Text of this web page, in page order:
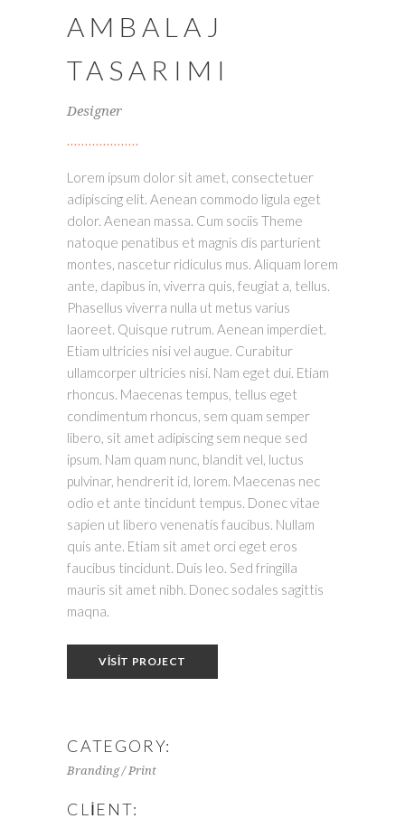
AMBALAJ
TASARIMI
Designer
Lorem ipsum dolor sit amet, consectetuer
adipiscing elit. Aenean commodo ligula eget
dolor. Aenean massa. Cum sociis Theme
natoque penatibus et magnis dis parturient
montes, nascetur ridiculus mus. Aliquam lorem
ante, dapibus in, viverra quis, feugiat a, tellus.
Phasellus viverra nulla ut metus varius
laoreet. Quisque rutrum. Aenean imperdiet.
Etiam ultricies nisi vel augue. Curabitur
ullamcorper ultricies nisi. Nam eget dui. Etiam
rhoncus. Maecenas tempus, tellus eget
condimentum rhoncus, sem quam semper
libero, sit amet adipiscing sem neque sed
ipsum. Nam quam nunc, blandit vel, luctus
pulvinar, hendrerit id, lorem. Maecenas nec
odio et ante tincidunt tempus. Donec vitae
sapien ut libero venenatis faucibus. Nullam
quis ante. Etiam sit amet orci eget eros
faucibus tincidunt. Duis leo. Sed fringilla
mauris sit amet nibh. Donec sodales sagittis
maqna.
VISIT PROJECT
CATEGORY:
Branding / Print
CLIENT: